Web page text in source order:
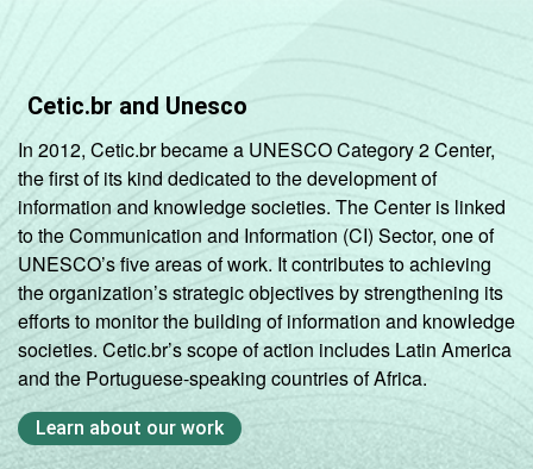
Cetic.br and Unesco
In 2012, Cetic.br became a UNESCO Category 2 Center,
the first of its kind dedicated to the development of
information and knowledge societies. The Center is linked
to the Communication and Information (CI) Sector, one of
UNESCO’s five areas of work. It contributes to achieving
the organization’s strategic objectives by strengthening its
efforts to monitor the building of information and knowledge
societies. Cetic.br’s scope of action includes Latin America
and the Portuguese-speaking countries of Africa.
Learn about our work